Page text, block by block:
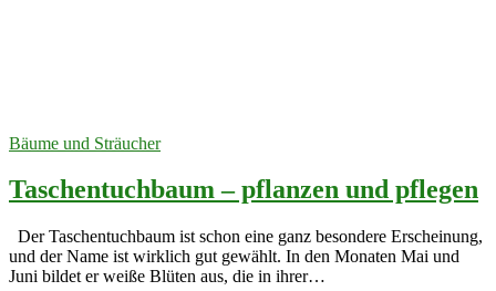
Bäume und Sträucher
Taschentuchbaum – pflanzen und pflegen
Der Taschentuchbaum ist schon eine ganz besondere Erscheinung,
und der Name ist wirklich gut gewählt. In den Monaten Mai und
Juni bildet er weiße Blüten aus, die in ihrer…